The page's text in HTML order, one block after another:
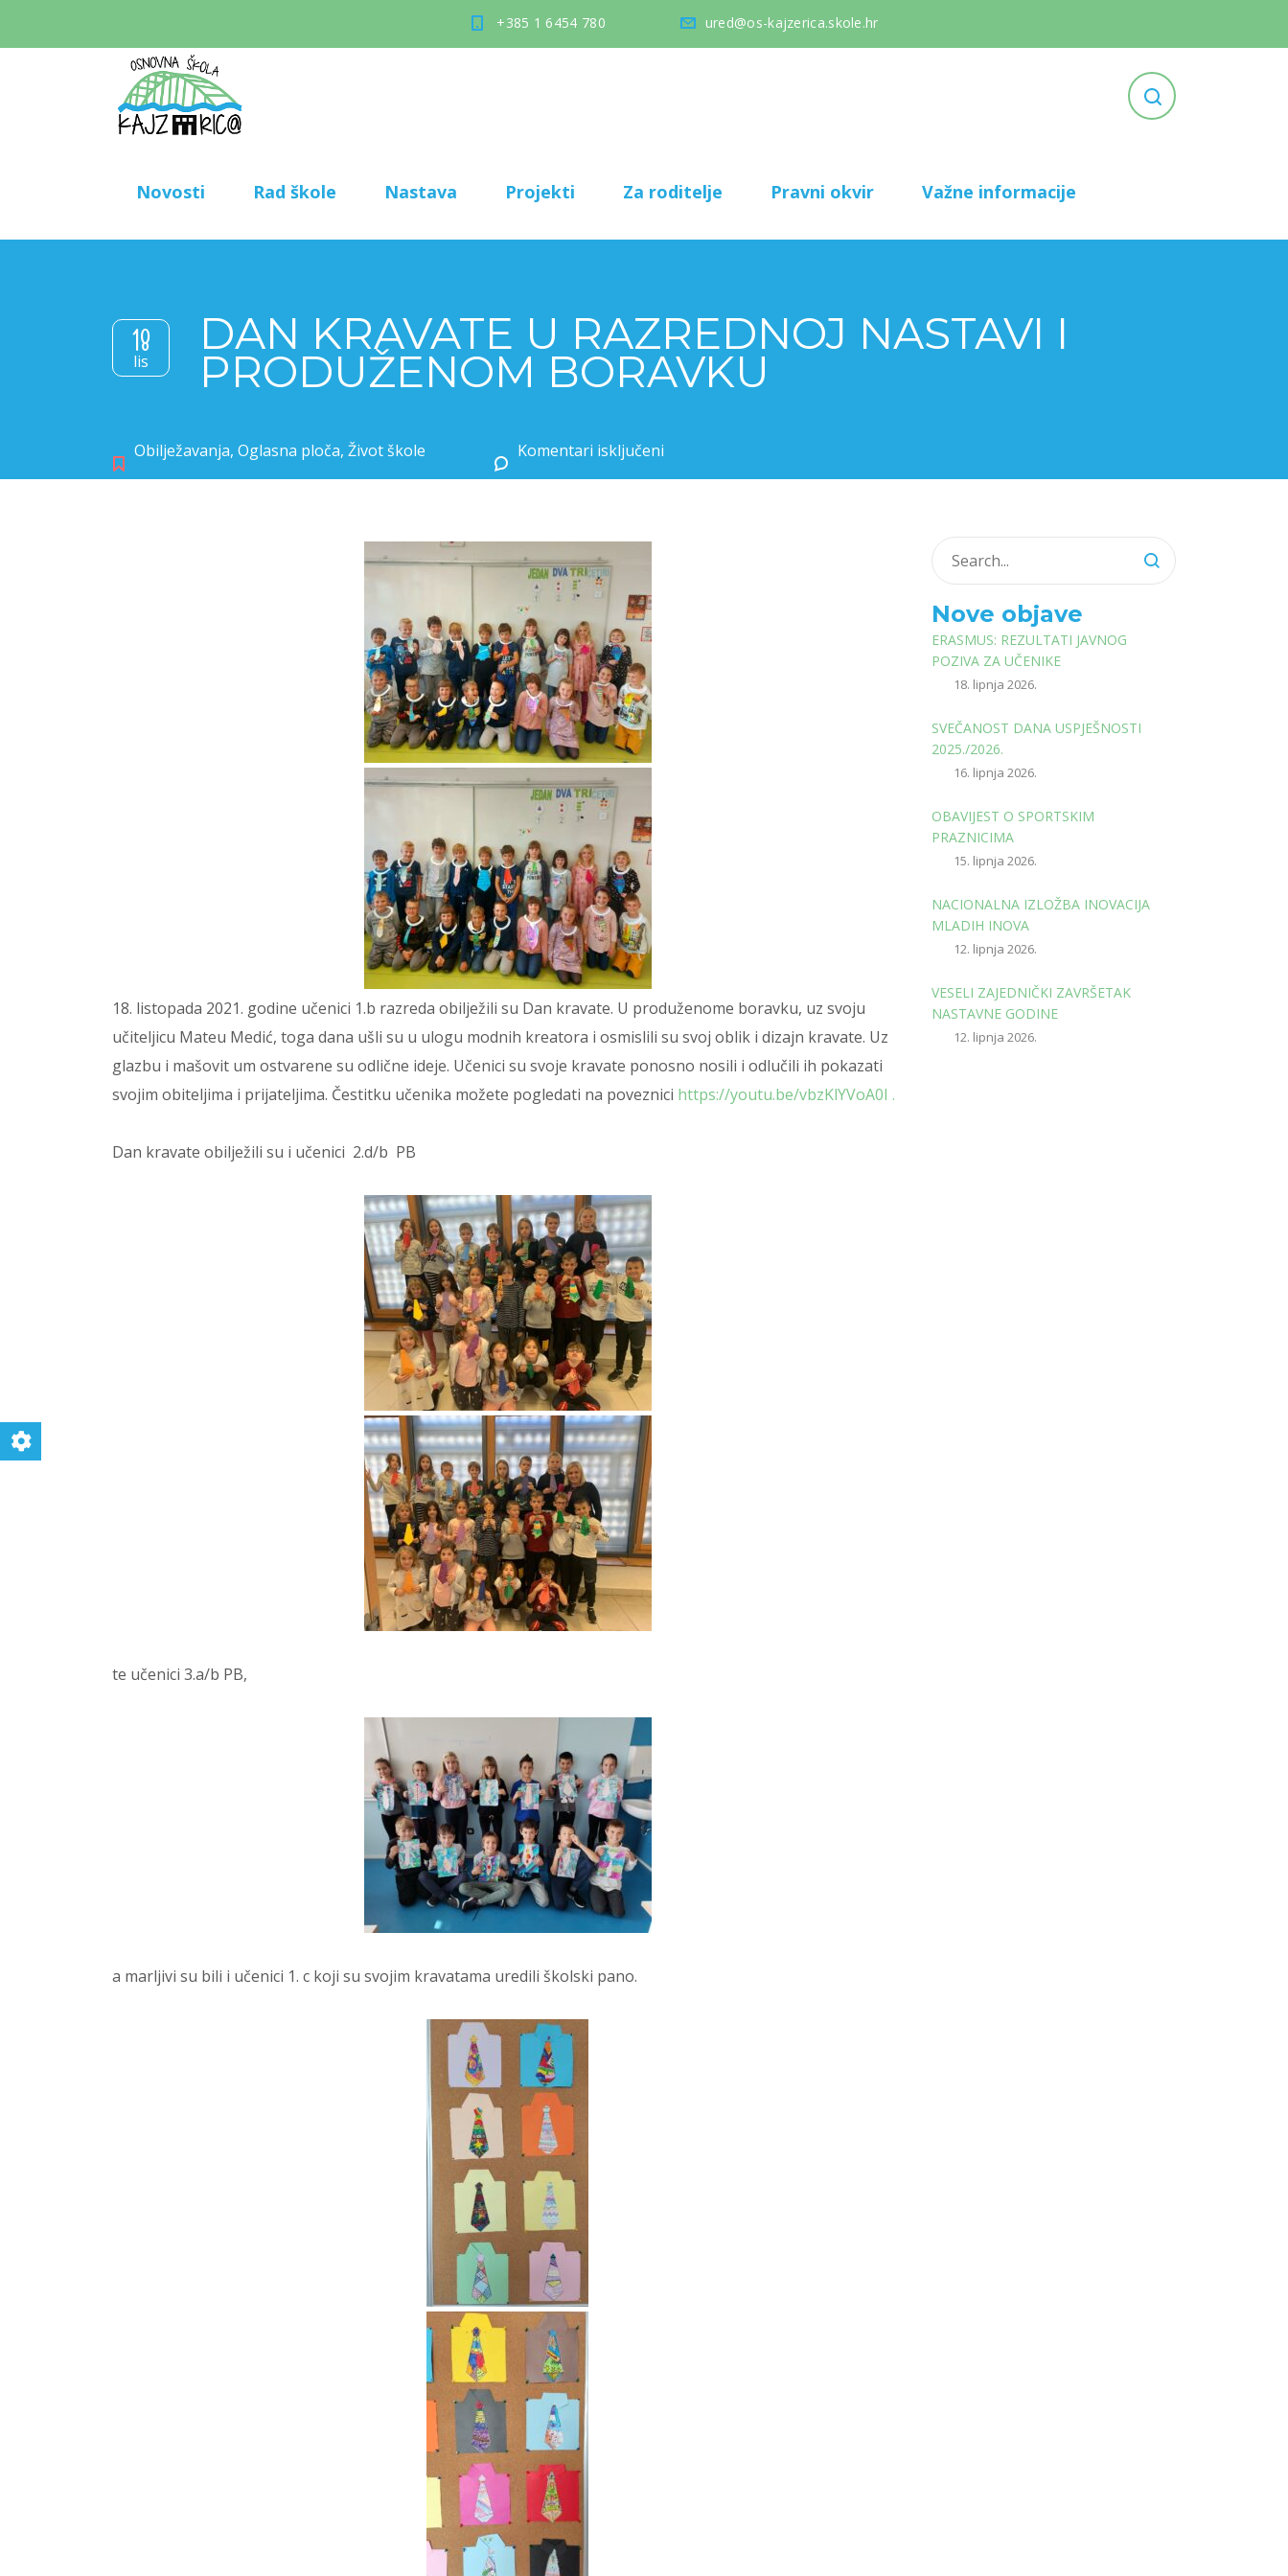
+385 1 6454 780 ured@os-kajzerica.skole.hr
Novosti Rad škole Nastava Projekti Za roditelje Pravni okvir Važne informacije
18
lis
DAN KRAVATE U RAZREDNOJ NASTAVI I
PRODUŽENOM BORAVKU
Obilježavanja, Oglasna ploča, Život škole Komentari isključeni
18. listopada 2021. godine učenici 1.b razreda obilježili su Dan kravate. U produženome boravku, uz svoju
učiteljicu Mateu Medić, toga dana ušli su u ulogu modnih kreatora i osmislili su svoj oblik i dizajn kravate. Uz
glazbu i mašovit um ostvarene su odlične ideje. Učenici su svoje kravate ponosno nosili i odlučili ih pokazati
svojim obiteljima i prijateljima. Čestitku učenika možete pogledati na poveznici https://youtu.be/vbzKlYVoA0I .
Dan kravate obilježili su i učenici 2.d/b PB
te učenici 3.a/b PB,
a marljivi su bili i učenici 1. c koji su svojim kravatama uredili školski pano.
Nove objave
ERASMUS: REZULTATI JAVNOG
POZIVA ZA UČENIKE
18. lipnja 2026.
SVEČANOST DANA USPJEŠNOSTI
2025./2026.
16. lipnja 2026.
OBAVIJEST O SPORTSKIM
PRAZNICIMA
15. lipnja 2026.
NACIONALNA IZLOŽBA INOVACIJA
MLADIH INOVA
12. lipnja 2026.
VESELI ZAJEDNIČKI ZAVRŠETAK
NASTAVNE GODINE
12. lipnja 2026.